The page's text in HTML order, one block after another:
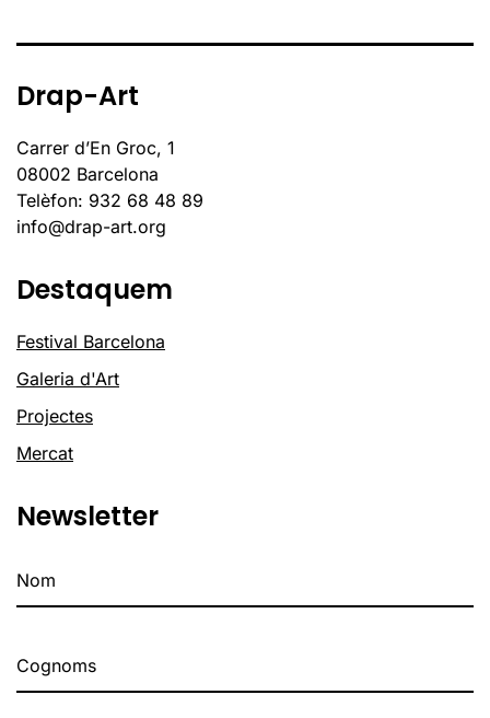
Drap-Art
Carrer d’En Groc, 1
08002 Barcelona
Telèfon: 932 68 48 89
info@drap-art.org
Destaquem
Festival Barcelona
Galeria d'Art
Projectes
Mercat
Newsletter